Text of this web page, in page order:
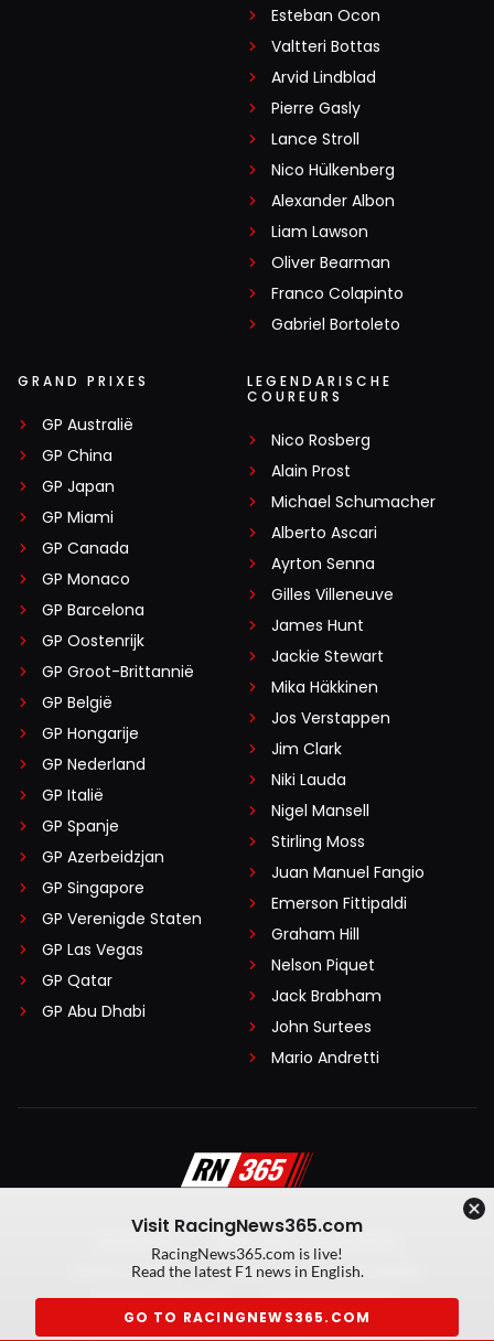
Esteban Ocon
Valtteri Bottas
Arvid Lindblad
Pierre Gasly
Lance Stroll
Nico Hülkenberg
Alexander Albon
Liam Lawson
Oliver Bearman
Franco Colapinto
Gabriel Bortoleto
GRAND PRIXES
GP Australië
GP China
GP Japan
GP Miami
GP Canada
GP Monaco
GP Barcelona
GP Oostenrijk
GP Groot-Brittannië
GP België
GP Hongarije
GP Nederland
GP Italië
GP Spanje
GP Azerbeidzjan
GP Singapore
GP Verenigde Staten
GP Las Vegas
GP Qatar
GP Abu Dhabi
LEGENDARISCHE
COUREURS
Nico Rosberg
Alain Prost
Michael Schumacher
Alberto Ascari
Ayrton Senna
Gilles Villeneuve
James Hunt
Jackie Stewart
Mika Häkkinen
Jos Verstappen
Jim Clark
Niki Lauda
Nigel Mansell
Stirling Moss
Juan Manuel Fangio
Emerson Fittipaldi
Graham Hill
Nelson Piquet
Jack Brabham
John Surtees
Mario Andretti
Algemene voorwaarden
Privacy Policy
Created by On Your Marks
Privacy manager
Kansspeluitingen
Visit RacingNews365.com
RacingNews365.com is live!
Read the latest F1 news in English.
GO TO RACINGNEWS365.COM